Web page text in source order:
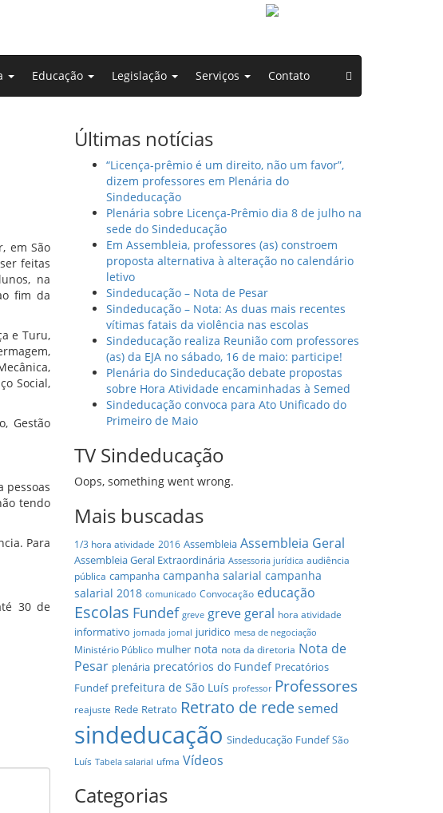
Educação Legislação Serviços Contato
em São
feitas
na
fim da
e Turu,
Social,
Gestão
pessoas
tendo
Para
30 de
Últimas notícias
“Licença-prêmio é um direito, não um favor”,
dizem professores em Plenária do
Sindeducação
Plenária sobre Licença-Prêmio dia 8 de julho na
sede do Sindeducação
Em Assembleia, professores (as) constroem
proposta alternativa à alteração no calendário
letivo
Sindeducação – Nota de Pesar
Sindeducação – Nota: As duas mais recentes
vítimas fatais da violência nas escolas
Sindeducação realiza Reunião com professores
(as) da EJA no sábado, 16 de maio: participe!
Plenária do Sindeducação debate propostas
sobre Hora Atividade encaminhadas à Semed
Sindeducação convoca para Ato Unificado do
Primeiro de Maio
TV Sindeducação
Oops, something went wrong.
Mais buscadas
1/3 hora atividade 2016 Assembleia Assembleia Geral
Assembleia Geral Extraordinária Assessoria jurídica audiência
pública campanha campanha salarial campanha
salarial 2018 comunicado Convocação educação
Escolas Fundef greve greve geral hora atividade
informativo jornada jornal juridico mesa de negociação
Ministério Público mulher nota nota da diretoria Nota de
Pesar plenária precatórios do Fundef Precatórios
Fundef prefeitura de São Luís professor Professores
reajuste Rede Retrato Retrato de redesemed
sindeducação Sindeducação Fundef São
Luís Tabela salarial ufma Vídeos
Categorias